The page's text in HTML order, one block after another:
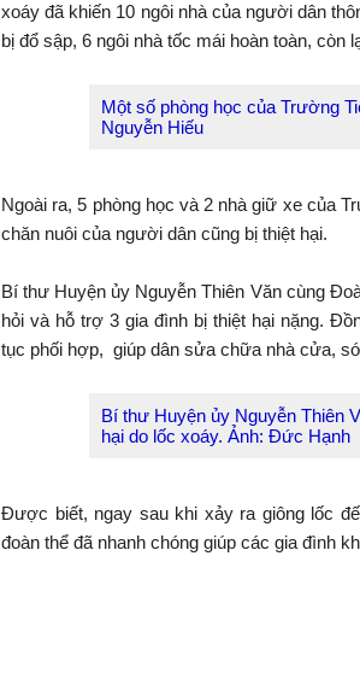
xoáy đã khiến 10 ngôi nhà của người dân
bị đổ sập, 6 ngôi nhà tốc mái hoàn toàn, còn
Một số phòng học của Trường
Nguyễn Hiếu
Ngoài ra, 5 phòng học và 2 nhà giữ xe của
chăn nuôi của người dân cũng bị thiệt hại.
Bí thư Huyện ủy Nguyễn Thiên Văn cùng
hỏi và hỗ trợ 3 gia đình bị thiệt hại nặng.
tục phối hợp, giúp dân sửa chữa nhà cửa,
Bí thư Huyện ủy Nguyễn Thiên
hại do lốc xoáy. Ảnh: Đức Hạnh
Được biết, ngay sau khi xảy ra giông lốc
đoàn thể đã nhanh chóng giúp các gia đình